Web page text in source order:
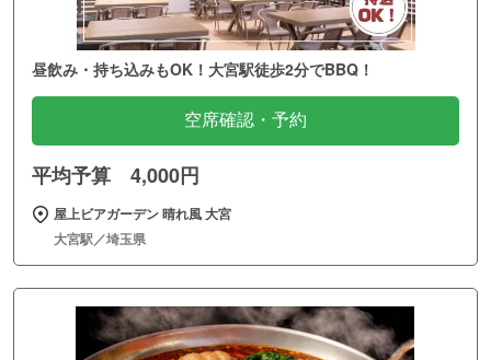
昼飲み・持ち込みもOK！大宮駅徒歩2分でBBQ！
空席確認・予約
平均予算 4,000円
屋上ビアガーデン 晴れ風 大宮
大宮駅／埼玉県